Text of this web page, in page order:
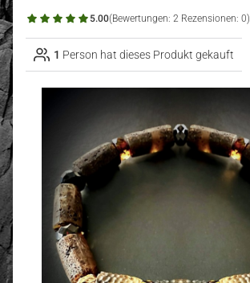
5.00(Bewertungen: 2 Rezensionen: 0)
1 Person hat dieses Produkt gekauft